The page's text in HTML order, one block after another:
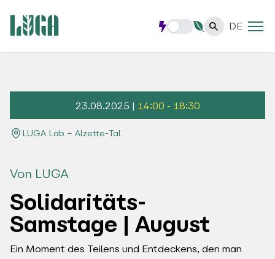
DE
23.08.2025 | 14:00 - 18:30
LUGA Lab – Alzette-Tal
Von LUGA
Solidaritäts-
Samstage | August
Ein Moment des Teilens und Entdeckens, den man